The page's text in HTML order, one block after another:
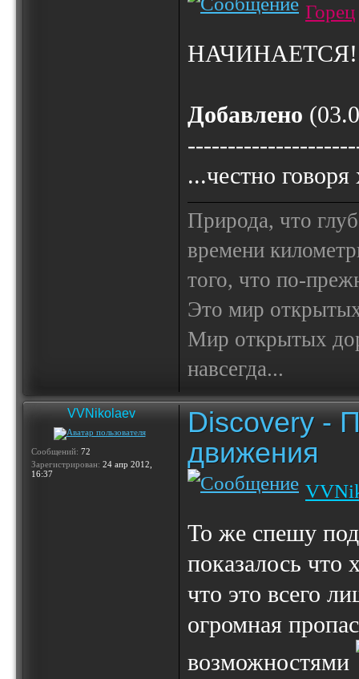
Горец
Добавлено
...честно
Природа, что
времени
того, что по-
Это мир
Мир открытых
навсегда...
VVNikolaev
Сообщений: 72
Зарегистрирован: 24 апр 2012,
16:37
Discovery -
движения
То же спешу
показалось что
что это всего
огромная
возможностями